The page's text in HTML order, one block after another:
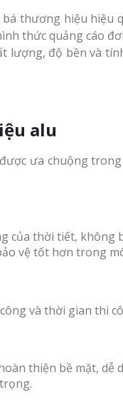
thương hiệu
thức quảng cáo
lượng, độ bền và
alu
ưa chuộng
của thời tiết, không
vệ tốt hơn trong
và thời gian thi
thiện bề mặt,